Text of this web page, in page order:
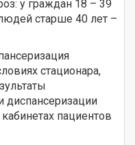
у граждан 18 – 39
старше 40 лет –
стационара,
диспансеризации
пациентов